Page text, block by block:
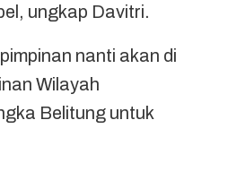
ungkap Davitri.
nanti akan di
Wilayah
Belitung untuk